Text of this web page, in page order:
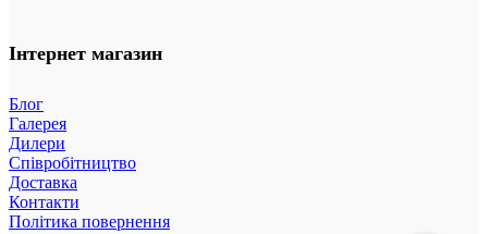
Інтернет магазин
Блог
Галерея
Дилери
Співробітництво
Доставка
Контакти
Політика повернення